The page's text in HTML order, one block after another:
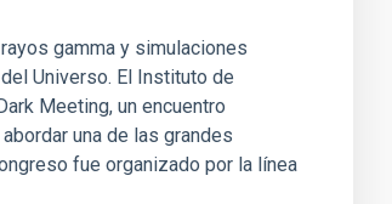
gamma y simulaciones
Universo. El Instituto de
Meeting, un encuentro
una de las grandes
fue organizado por la línea